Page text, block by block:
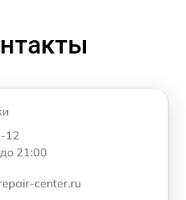
12
21:00
center.ru